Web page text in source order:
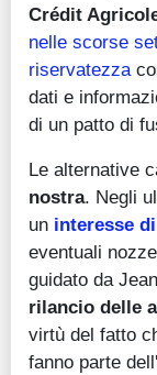
Crédit
nelle scorse
riservatezza
dati e
di un patto di
Le alternative
nostra. Negli
un interesse
eventuali
guidato da
rilancio delle
virtù del fatto
fanno parte